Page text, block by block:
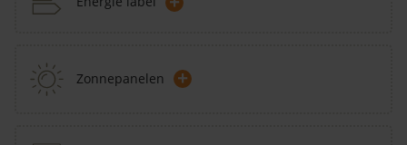
Zonnepanelen +